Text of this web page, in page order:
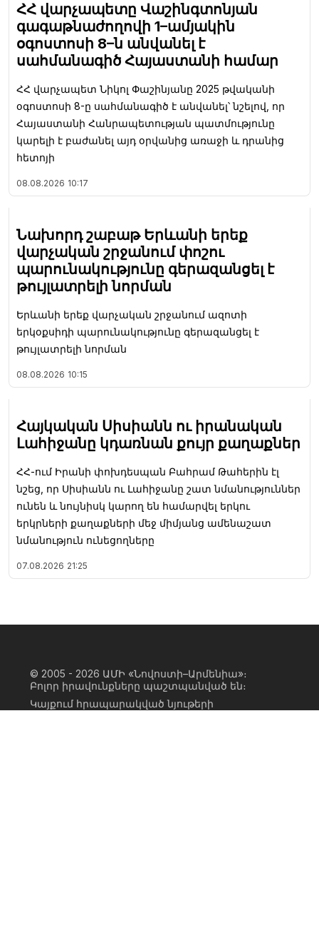
ՀՀ վարչապետը Վաշինգտոնյան
գագաթնաժողովի 1–ամյակին
օգոստոսի 8–ն անվանել է
սահմանագիծ Հայաստանի համար
ՀՀ վարչապետ Նիկոլ Փաշինյանը 2025 թվականի
օգոստոսի 8-ը սահմանագիծ է անվանել՝ նշելով, որ
Հայաստանի Հանրապետության պատմությունը
կարելի է բաժանել այդ օրվանից առաջի և դրանից
հետոյի
08.08.2026 10:17
Նախորդ շաբաթ Երևանի երեք
վարչական շրջանում փոշու
պարունակությունը գերազանցել է
թույլատրելի նորման
Երևանի երեք վարչական շրջանում ազոտի
երկօքսիդի պարունակությունը գերազանցել է
թույլատրելի նորման
08.08.2026 10:15
Հայկական Սիսիանն ու իրանական
Լահիջանը կդառնան քույր քաղաքներ
ՀՀ-ում Իրանի փոխդեսպան Բահրամ Թահերին էլ
նշեց, որ Սիսիանն ու Լահիջանը շատ նմանություններ
ունեն և նույնիսկ կարող են համարվել երկու
երկրների քաղաքների մեջ միմյանց ամենաշատ
նմանություն ունեցողները
07.08.2026 21:25
© 2005 - 2026 ԱՄԻ «Նովոստի–Արմենիա»։
Բոլոր իրավունքները պաշտպանված են։
Կայքում հրապարակված նյութերի